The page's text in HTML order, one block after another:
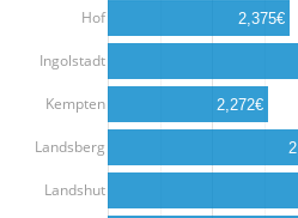
Hof
Ingolstadt
Kempten
Landsberg
Landshut
2,375€
2,272€